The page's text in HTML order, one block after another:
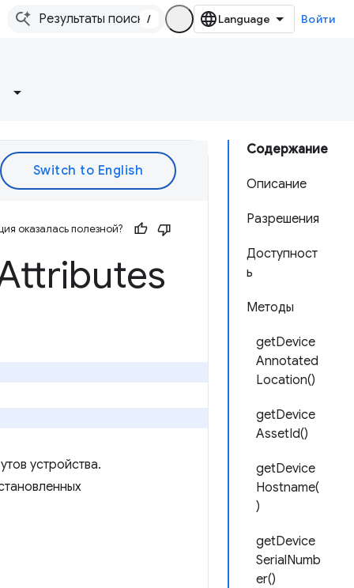
/ Войти
Содержание
Описание
Разрешения
Доступност
ь
Методы
getDevice
Annotated
Location()
getDevice
AssetId()
getDevice
Hostname(
)
getDevice
SerialNumb
er()
оказалась полезной?
устройства.